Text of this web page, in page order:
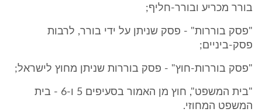
בורר מכריע ובורר-חליף;
"פסק בוררות" - פסק שניתן על ידי בורר, לרבות
פסק-ביניים;
"פסק בוררות-חוץ" - פסק בוררות שניתן מחוץ לישראל;
"בית המשפט", חוץ מן האמור בסעיפים 5 ו-6 - בית
המשפט המחוזי.